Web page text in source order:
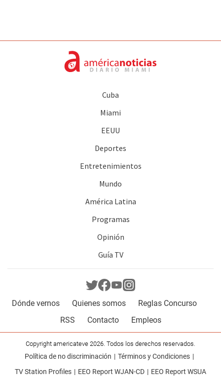
Cuba
Miami
EEUU
Deportes
Entretenimientos
Mundo
América Latina
Programas
Opinión
Guía TV
Dónde vernos Quienes somos
Reglas Concurso
RSS
Contacto Empleos
Copyright americateve 2026. Todos los derechos reservados.
Política de no discriminación
Términos y Condiciones
TV Station Profiles
EEO Report WJAN-CD EEO Report WSUA